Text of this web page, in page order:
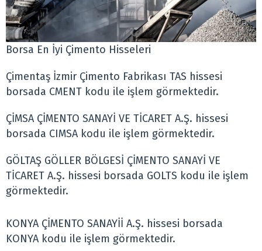
Borsa En İyi Çimento Hisseleri
Çimentaş İzmir Çimento Fabrikası TAS hissesi
borsada CMENT kodu ile işlem görmektedir.
ÇİMSA ÇİMENTO SANAYİ VE TİCARET A.Ş. hissesi
borsada CIMSA kodu ile işlem görmektedir.
GÖLTAŞ GÖLLER BÖLGESİ ÇİMENTO SANAYİ VE
TİCARET A.Ş. hissesi borsada GOLTS kodu ile işlem
görmektedir.
KONYA ÇİMENTO SANAYİİ A.Ş. hissesi borsada
KONYA kodu ile işlem görmektedir.